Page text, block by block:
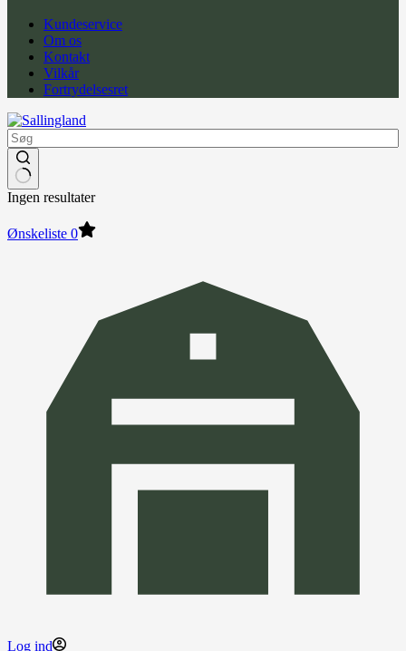
Kundeservice
Om os
Kontakt
Vilkår
Fortrydelsesret
Ingen resultater
Ønskeliste 0
Log ind